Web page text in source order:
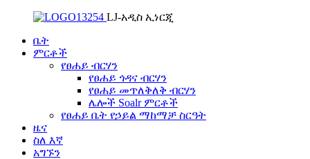
LJ-አዲስ ኢነርጂ
ቤት
ምርቶች
የፀሐይ ብርሃን
የፀሐይ ጎዳና ብርሃን
የፀሐይ መጥለቅለቅ ብርሃን
ሌሎች Soalr ምርቶች
የፀሐይ ቤት የኃይል ማከማቻ ስርዓት
ዜና
ስለ እኛ
አግኙን